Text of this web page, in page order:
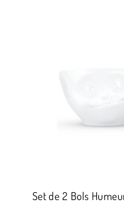
Set de 2 Bols